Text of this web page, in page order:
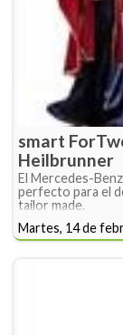
smart
Heilbrunner
El Mercedes-
perfecto para el
tailor made.
Martes, 14 de